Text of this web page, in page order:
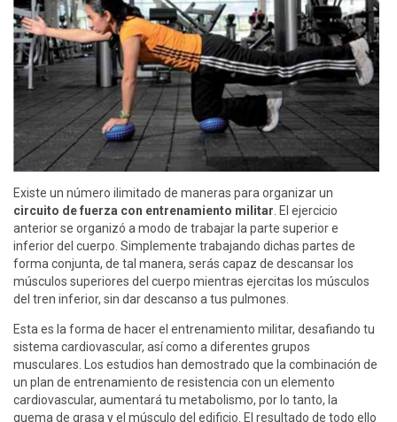
Existe un número ilimitado de maneras para organizar un
circuito de fuerza con entrenamiento militar . El ejercicio
anterior se organizó a modo de trabajar la parte superior e
inferior del cuerpo. Simplemente trabajando dichas partes de
forma conjunta, de tal manera, serás capaz de descansar los
músculos superiores del cuerpo mientras ejercitas los músculos
del tren inferior, sin dar descanso a tus pulmones.
Esta es la forma de hacer el entrenamiento militar, desafiando tu
sistema cardiovascular, así como a diferentes grupos
musculares. Los estudios han demostrado que la combinación de
un plan de entrenamiento de resistencia con un elemento
cardiovascular, aumentará tu metabolismo, por lo tanto, la
quema de grasa y el músculo del edificio. El resultado de todo ello